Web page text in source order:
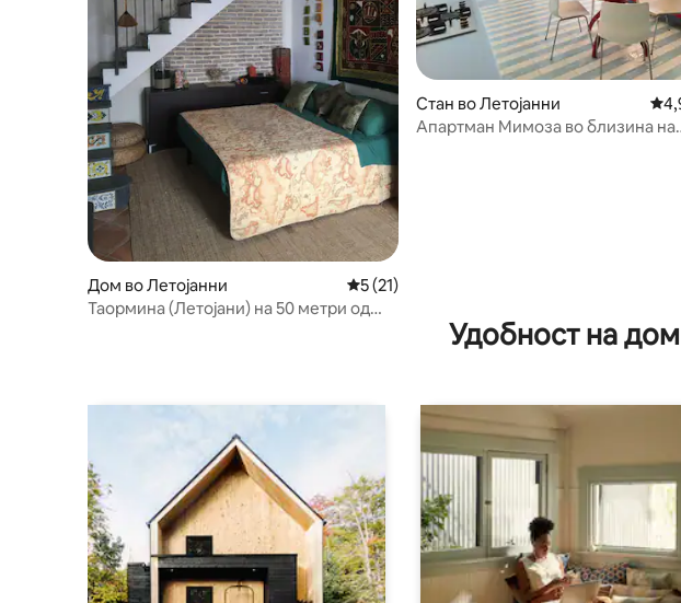
Дом во Летојанни Просечна оцена: 5 од 5, 21 рецензии
5 (21)
Таормина (Летојани) на 50 метри од
Стан во Летојанни
Апартман Мимоза во близина на
Удобност на